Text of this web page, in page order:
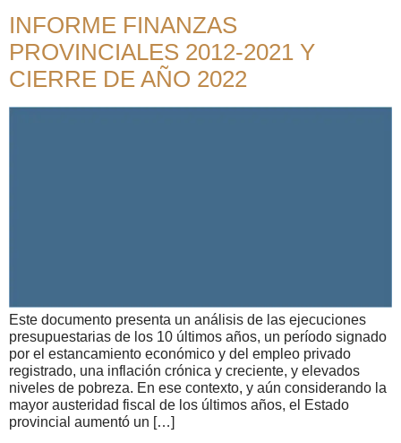
INFORME FINANZAS
PROVINCIALES 2012-2021 Y
CIERRE DE AÑO 2022
Este documento presenta un análisis de las ejecuciones
presupuestarias de los 10 últimos años, un período signado
por el estancamiento económico y del empleo privado
registrado, una inflación crónica y creciente, y elevados
niveles de pobreza. En ese contexto, y aún considerando la
mayor austeridad fiscal de los últimos años, el Estado
provincial aumentó un […]